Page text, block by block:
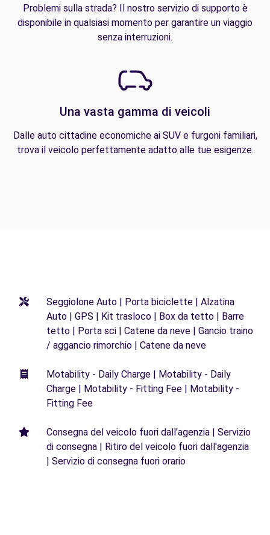
Problemi sulla strada? Il nostro servizio di supporto è
disponibile in qualsiasi momento per garantire un viaggio
senza interruzioni.
Una vasta gamma di veicoli
Dalle auto cittadine economiche ai SUV e furgoni familiari,
trova il veicolo perfettamente adatto alle tue esigenze.
Seggiolone Auto | Porta biciclette | Alzatina
Auto | GPS | Kit trasloco | Box da tetto | Barre
tetto | Porta sci | Catene da neve | Gancio traino
/ aggancio rimorchio | Catene da neve
Motability - Daily Charge | Motability - Daily
Charge | Motability - Fitting Fee | Motability -
Fitting Fee
Consegna del veicolo fuori dall'agenzia | Servizio
di consegna | Ritiro del veicolo fuori dall'agenzia
| Servizio di consegna fuori orario